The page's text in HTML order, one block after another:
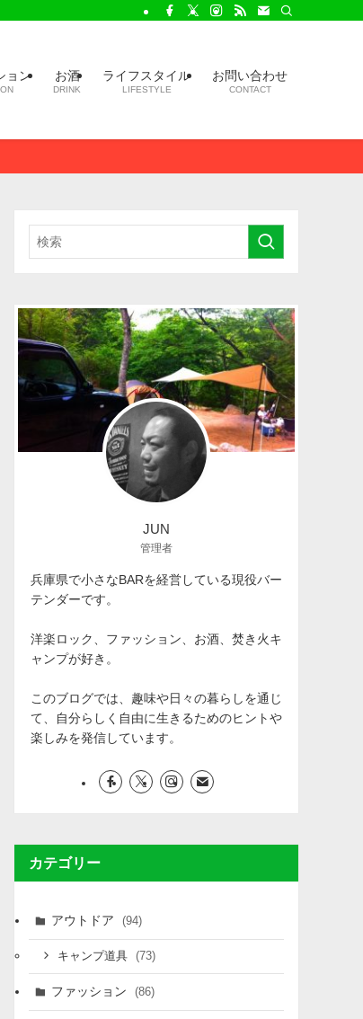
ョン お酒
DRINK
ライフスタイル
LIFESTYLE
お問い合わせ
CONTACT
JUN
管理者
兵庫県で小さなBARを経営している現役バー
テンダーです。
洋楽ロック、ファッション、お酒、焚き火キ
ャンプが好き。
このブログでは、趣味や日々の暮らしを通じ
て、自分らしく自由に生きるためのヒントや
楽しみを発信しています。
カテゴリー
アウトドア (94)
キャンプ道具 (73)
ファッション (86)